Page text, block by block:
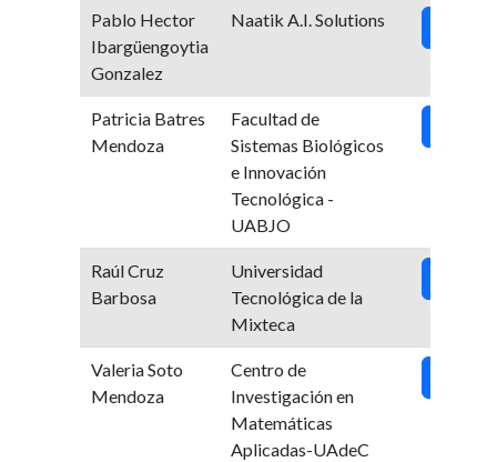
Pablo Hector
Ibargüengoytia
Gonzalez
Naatik A.I. Solutions
Patricia Batres
Mendoza
Facultad de
Sistemas Biológicos
e Innovación
Tecnológica -
UABJO
Raúl Cruz
Barbosa
Universidad
Tecnológica de la
Mixteca
Valeria Soto
Mendoza
Centro de
Investigación en
Matemáticas
Aplicadas-UAdeC